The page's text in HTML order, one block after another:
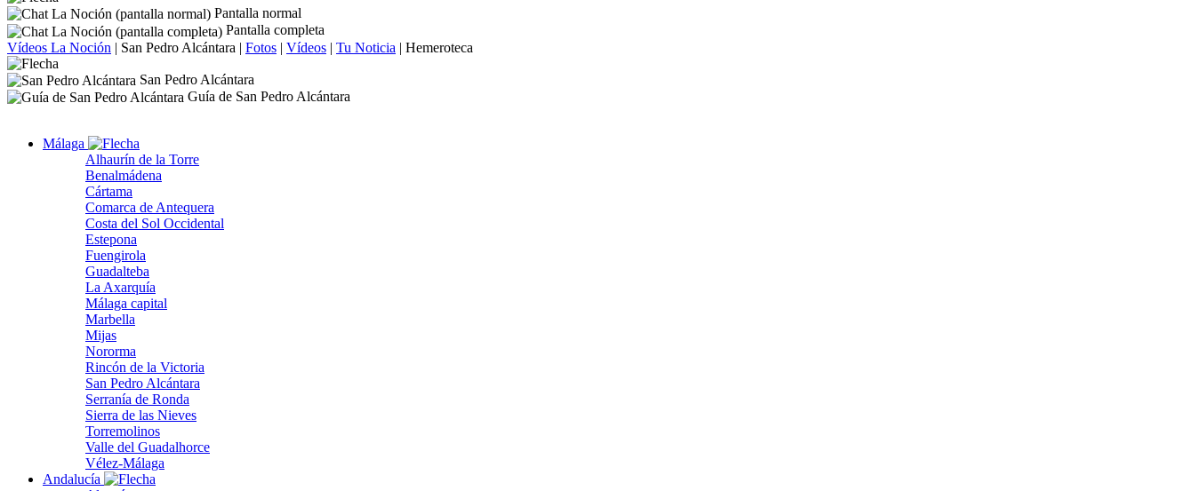
Pantalla normal
Pantalla completa
Vídeos La Noción | San Pedro Alcántara | Fotos | Vídeos | Tu Noticia | Hemeroteca
San Pedro Alcántara
Guía de San Pedro Alcántara
Málaga
Alhaurín de la Torre
Benalmádena
Cártama
Comarca de Antequera
Costa del Sol Occidental
Estepona
Fuengirola
Guadalteba
La Axarquía
Málaga capital
Marbella
Mijas
Nororma
Rincón de la Victoria
San Pedro Alcántara
Serranía de Ronda
Sierra de las Nieves
Torremolinos
Valle del Guadalhorce
Vélez-Málaga
Andalucía